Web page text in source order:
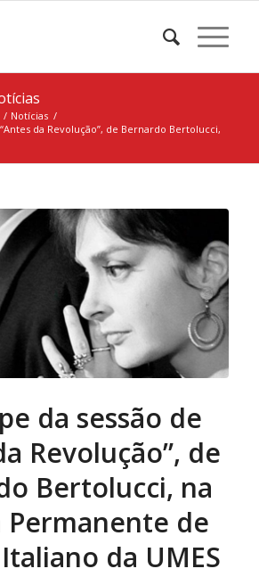
/ Notícias /
da Revolução”, de Bernardo Bertolucci,
da sessão de
Revolução”, de
Bertolucci, na
Permanente de
da UMES